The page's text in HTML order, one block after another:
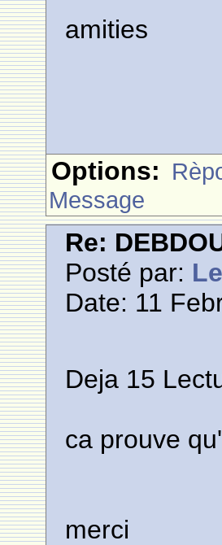
amities
Options:
Message
Re:
Posté par:
Date: 11
Deja 15
ca prouve
merci